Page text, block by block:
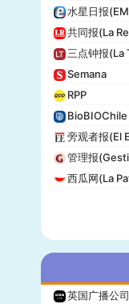
水星日报
共同报(La
三点钟报(La
Semana
RPP
BioBIOChile
旁观者报(El
管理报
西瓜网(La
英国广播公